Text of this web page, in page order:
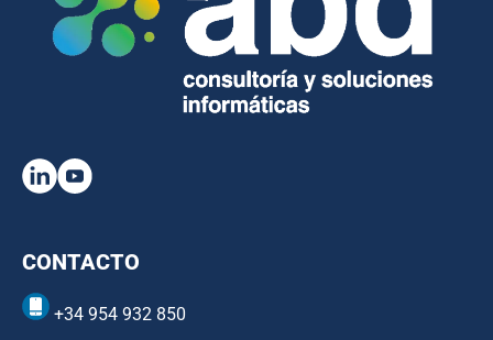
CONTACTO
+34 954 932 850